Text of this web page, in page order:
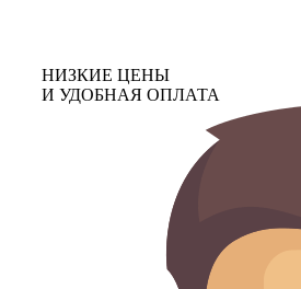
НИЗКИЕ ЦЕНЫ
И УДОБНАЯ ОПЛАТА